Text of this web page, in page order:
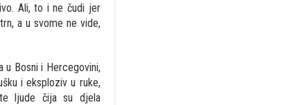
Ali, to i ne čudi jer
a u svome ne vide,
u Bosni i Hercegovini,
i eksploziv u ruke,
ljude čija su djela